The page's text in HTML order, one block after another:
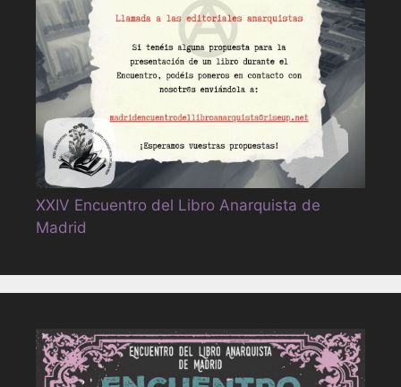
XXIV Encuentro del Libro Anarquista de
Madrid